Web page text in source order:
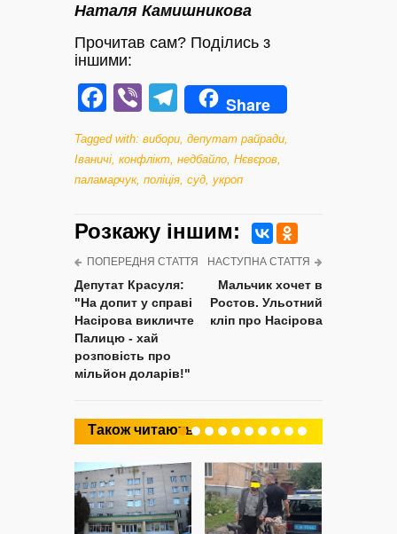
Наталя Камишникова
Прочитав сам? Поділись з
іншими:
Facebook
ViberTelegram
Share
Tagged with: вибори депутат райради
Іваничі конфлікт недбайло Нєвєров
паламарчук, поліція суд укроп
Розкажу iншим:
ПОПЕРЕДНЯ СТАТТЯ
Депутат Красуля:
"На допит у справі
Насірова викличте
Палицю - хай
розповість про
мільйон доларів!"
НАСТУПНА СТАТТЯ
Мальчик хочет в
Ростов. Ульотний
кліп про Насірова
Також читають